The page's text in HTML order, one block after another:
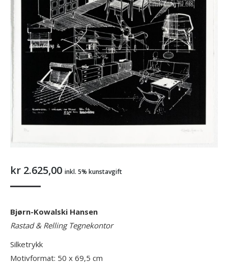
kr 2.625,00 inkl. 5% kunstavgift
Bjørn-Kowalski Hansen
Rastad & Relling Tegnekontor
Silketrykk
Motivformat: 50 x 69,5 cm